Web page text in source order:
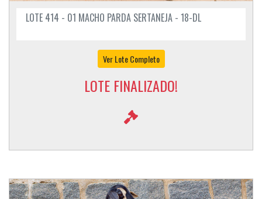
LOTE 414 - 01 MACHO PARDA SERTANEJA - 18-DL
Ver Lote Completo
LOTE FINALIZADO!